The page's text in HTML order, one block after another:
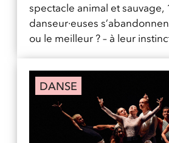
spectacle animal et sauvage,
danseur·euses
ou le meilleur ? – à leur
DANSE